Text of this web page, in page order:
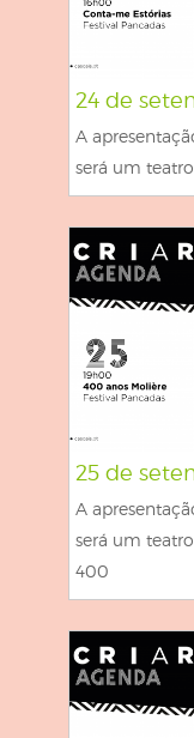
24 de
A
será um
25 de
A
será um
400